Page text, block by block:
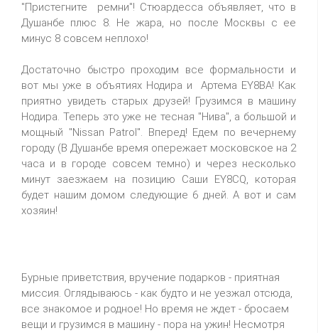
"Пристегните ремни"! Стюардесса объявляет, что в
Душанбе плюс 8. Не жара, но после Москвы с ее
минус 8 совсем неплохо!
Достаточно быстро проходим все формальности и
вот мы уже в объятиях Нодира и Артема EY8BA! Как
приятно увидеть старых друзей! Грузимся в машину
Нодира. Теперь это уже не тесная "Нива", а большой и
мощный "Nissan Patrol". Вперед! Едем по вечернему
городу (В Душанбе время опережает московское на 2
часа и в городе совсем темно) и через несколько
минут заезжаем на позицию Саши EY8CQ, которая
будет нашим домом следующие 6 дней. А вот и сам
хозяин!
Бурные приветствия, вручение подарков - приятная
миссия. Оглядываюсь - как будто и не уезжал отсюда,
все знакомое и родное! Но время не ждет - бросаем
вещи и грузимся в машину - пора на ужин! Несмотря